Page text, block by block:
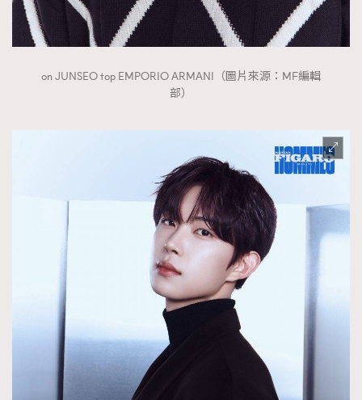
on JUNSEO top EMPORIO ARMANI（圖片來源：MF編輯
部）